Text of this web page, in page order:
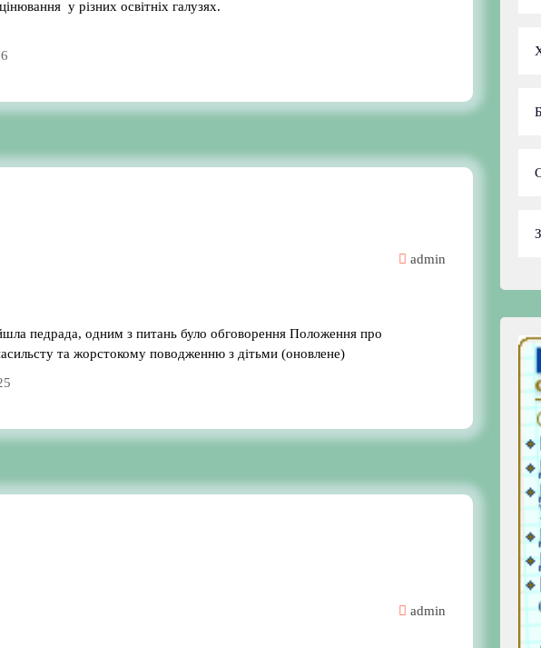
оцінювання у різних освітніх галузях.
admin
педрада, одним з питань було обговорення Положення про
та жорстокому поводженню з дітьми (оновлене)
admin